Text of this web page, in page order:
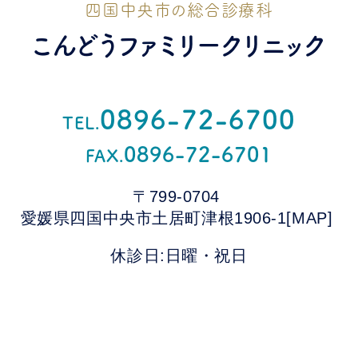
四国中央市の総合診療科
こんどうファミリークリニック
TEL.0896-72-6700
FAX.0896-72-6701
〒799-0704
愛媛県四国中央市土居町津根1906-1[MAP]
休診日:日曜・祝日